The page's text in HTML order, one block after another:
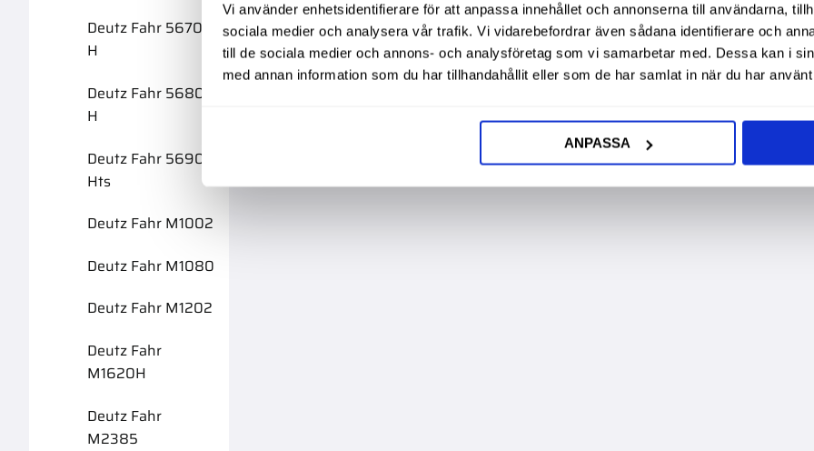
Vi använder enhetsidentifierare för att anpassa innehållet och annonserna till användarna,
sociala medier och analysera vår trafik. Vi vidarebefordrar även sådana identifierare och
till de sociala medier och annons- och analysföretag som vi samarbetar med. Dessa kan i
med annan information som du har tillhandahållit eller som de har samlat in när du har
ANPASSA
Deutz Fahr 5670
H
Deutz Fahr 5680
H
Deutz Fahr 5690
Hts
Deutz Fahr M1002
Deutz Fahr M1080
Deutz Fahr M1202
Deutz Fahr
M1620H
Deutz Fahr
M2385